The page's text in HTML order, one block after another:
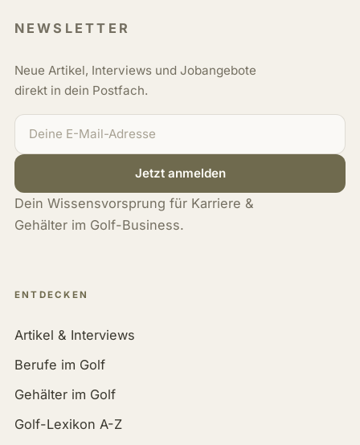
NEWSLETTER
Neue Artikel, Interviews und Jobangebote
direkt in dein Postfach.
Jetzt anmelden
Dein Wissensvorsprung für Karriere &
Gehälter im Golf-Business.
ENTDECKEN
Artikel & Interviews
Berufe im Golf
Gehälter im Golf
Golf-Lexikon A-Z